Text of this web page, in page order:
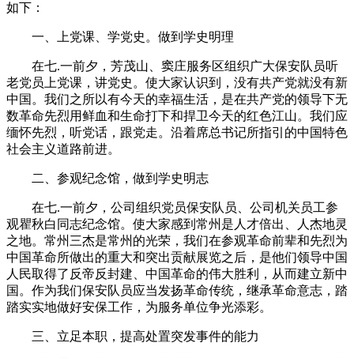
如下：
一、上党课、学党史。做到学史明理
在七.一前夕，芳茂山、窦庄服务区组织广大保安队员听
老党员上党课，讲党史。使大家认识到，没有共产党就没有新
中国。我们之所以有今天的幸福生活，是在共产党的领导下无
数革命先烈用鲜血和生命打下和捍卫今天的红色江山。我们应
缅怀先烈，听党话，跟党走。沿着席总书记所指引的中国特色
社会主义道路前进。
二、参观纪念馆，做到学史明志
在七.一前夕，公司组织党员保安队员、公司机关员工参
观瞿秋白同志纪念馆。使大家感到常州是人才倍出、人杰地灵
之地。常州三杰是常州的光荣，我们在参观革命前辈和先烈为
中国革命所做出的重大和突出贡献展览之后，是他们领导中国
人民取得了反帝反封建、中国革命的伟大胜利，从而建立新中
国。作为我们保安队员应当发扬革命传统，继承革命意志，踏
踏实实地做好安保工作，为服务单位争光添彩。
三、立足本职，提高处置突发事件的能力